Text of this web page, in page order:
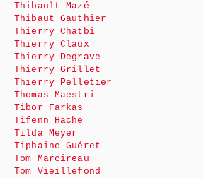
Thibault Mazé
Thibaut Gauthier
Thierry Chatbi
Thierry Claux
Thierry Degrave
Thierry Grillet
Thierry Pelletier
Thomas Maestri
Tibor Farkas
Tifenn Hache
Tilda Meyer
Tiphaine Guéret
Tom Marcireau
Tom Vieillefond